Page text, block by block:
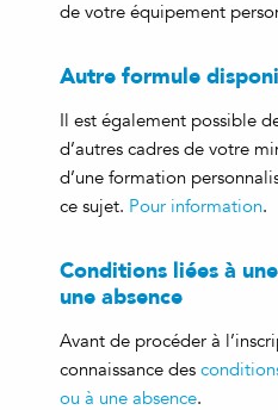
de votre équipement
Autre formule
Il est également possible
d’autres cadres de votre
d’une formation
ce sujet. Pour information.
Conditions liées à
une absence
Avant de procéder à
connaissance des
ou à une absence.